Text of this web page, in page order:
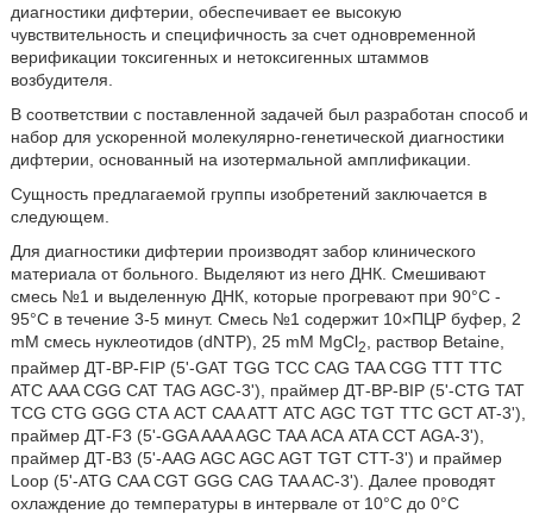
диагностики дифтерии, обеспечивает ее высокую
чувствительность и специфичность за счет одновременной
верификации токсигенных и нетоксигенных штаммов
возбудителя.
В соответствии с поставленной задачей был разработан способ и
набор для ускоренной молекулярно-генетической диагностики
дифтерии, основанный на изотермальной амплификации.
Сущность предлагаемой группы изобретений заключается в
следующем.
Для диагностики дифтерии производят забор клинического
материала от больного. Выделяют из него ДНК. Смешивают
смесь №1 и выделенную ДНК, которые прогревают при 90°С -
95°С в течение 3-5 минут. Смесь №1 содержит 10×ПЦР буфер, 2
mM смесь нуклеотидов (dNTP), 25 mM MgCl2
, раствор Betaine,
праймер ДТ-BP-FIP (5'-GAT TGG ТСС CAG TAA CGG TTT TTC
АТС AAA CGG CAT TAG AGC-3'), праймер ДТ-BP-BIP (5'-CTG TAT
TCG CTG GGG СТА ACT CAA ATT АТС AGC TGT TTC GCT AT-3'),
праймер ДТ-F3 (5'-GGA AAA AGC TAA АСА ATA CCT AGA-3'),
праймер ДТ-В3 (5'-AAG AGC AGC AGT TGT CTT-3') и праймер
Loop (5'-ATG CAA CGT GGG CAG TAA AC-3'). Далее проводят
охлаждение до температуры в интервале от 10°С до 0°С